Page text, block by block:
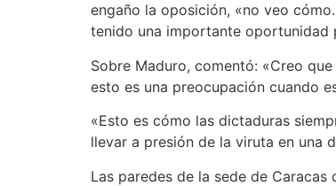
engaño la oposición, «no veo
tenido una importante oportunidad
Sobre Maduro, comentó: «Creo
esto es una preocupación cuando
«Esto es cómo las dictaduras
llevar a presión de la viruta en una
Las paredes de la sede de